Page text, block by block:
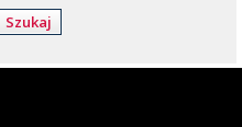
Szukaj